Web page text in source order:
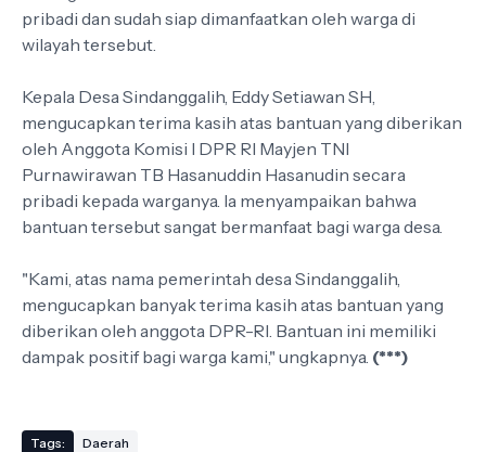
pribadi dan sudah siap dimanfaatkan oleh warga di
wilayah tersebut.
Kepala Desa Sindanggalih, Eddy Setiawan SH,
mengucapkan terima kasih atas bantuan yang diberikan
oleh Anggota Komisi I DPR RI Mayjen TNI
Purnawirawan TB Hasanuddin Hasanudin secara
pribadi kepada warganya. Ia menyampaikan bahwa
bantuan tersebut sangat bermanfaat bagi warga desa.
"Kami, atas nama pemerintah desa Sindanggalih,
mengucapkan banyak terima kasih atas bantuan yang
diberikan oleh anggota DPR-RI. Bantuan ini memiliki
dampak positif bagi warga kami," ungkapnya. (***)
Tags: Daerah